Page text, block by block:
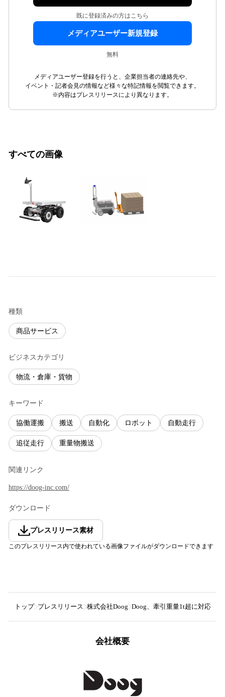
既に登録済みの方はこちら
メディアユーザー新規登録
無料
メディアユーザー登録を行うと、企業担当者の連絡先や、
イベント・記者会見の情報など様々な特記情報を閲覧できます。
※内容はプレスリリースにより異なります。
すべての画像
種類
商品サービス
ビジネスカテゴリ
物流・倉庫・貨物
キーワード
協働運搬 搬送 自動化 ロボット 自動走行
追従走行 重量物搬送
関連リンク
https://doog-inc.com/
ダウンロード
プレスリリース素材
このプレスリリース内で使われている画像ファイルがダウンロードできます
トップ プレスリリース 株式会社Doog Doog、牽引重量1t超に対応で
会社概要